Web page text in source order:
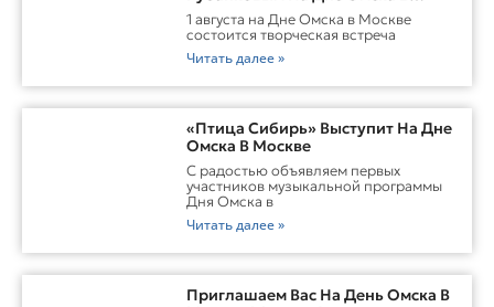
Москве
1 августа на Дне Омска в Москве
состоится творческая встреча
Читать далее »
«Птица Сибирь» Выступит На Дне
Омска В Москве
С радостью объявляем первых
участников музыкальной программы
Дня Омска в
Читать далее »
Приглашаем Вас На День Омска В